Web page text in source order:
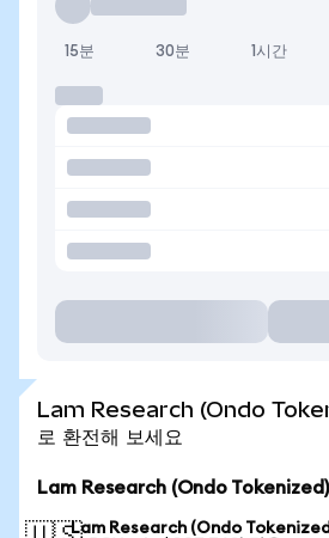
15분 30분 1시간
Lam Research (Ondo
로 환전해 보세요
Lam Research (Ondo
Lam Research (Ondo